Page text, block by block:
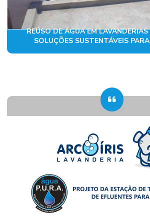
REÚSO DE ÁGUA EM
SOLUÇÕES SUSTENTÁVEIS